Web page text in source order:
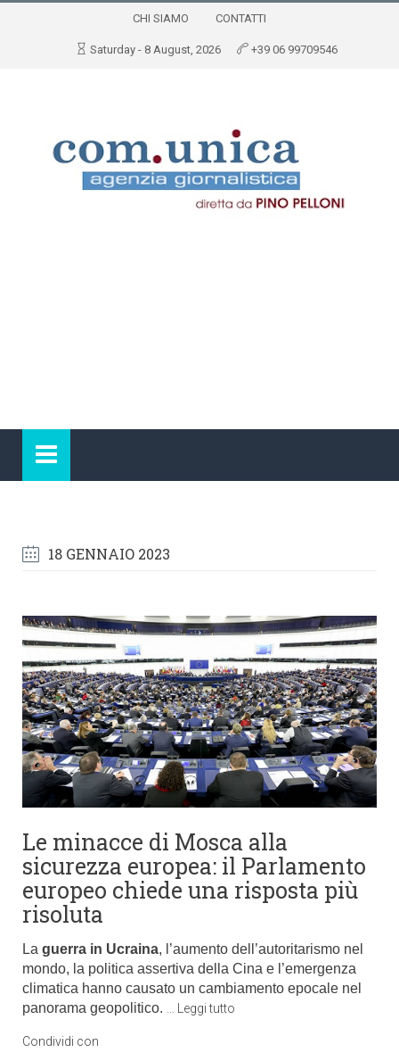
CHI SIAMO CONTATTI
Saturday - 8 August, 2026 +39 06 99709546
18 GENNAIO 2023
Le minacce di Mosca alla
sicurezza europea: il Parlamento
europeo chiede una risposta più
risoluta
La guerra in Ucraina, l’aumento dell’autoritarismo nel
mondo, la politica assertiva della Cina e l’emergenza
climatica hanno causato un cambiamento epocale nel
panorama geopolitico.
Leggi tutto
Condividi con